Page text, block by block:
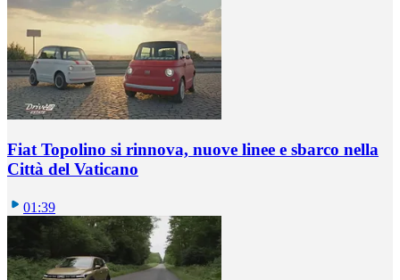
Fiat Topolino si rinnova, nuove linee e sbarco nella
Città del Vaticano
01:39